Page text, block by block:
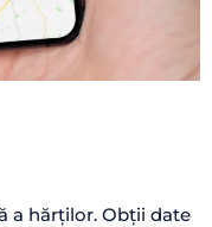
a hărților. Obții date